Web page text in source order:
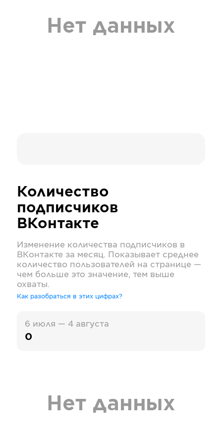
Нет данных
Количество
подписчиков
ВКонтакте
Изменение количества подписчиков в
ВКонтакте за месяц. Показывает среднее
количество пользователей на странице —
чем больше это значение, тем выше
охваты.
Как разобраться в этих цифрах?
6 июля — 4 августа
0
Нет данных